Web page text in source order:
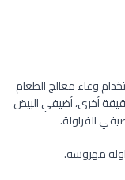
لمدة 1 دقيقة باستخدام وعاء معالج الطعام
أضيفي السكر واخفقي لمدة 1 دقيقة أخرى، أضيفي البيض
الفراولة.
مهروسة.